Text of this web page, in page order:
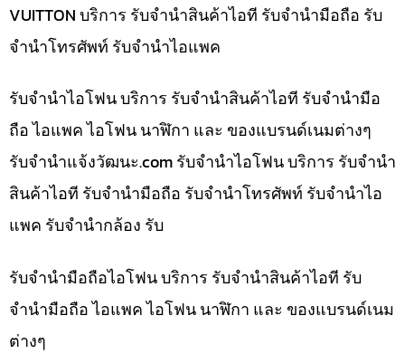
VUITTON บริการ รับจำนำสินค้าไอที รับจำนำมือถือ รับ
จำนำโทรศัพท์ รับจำนำไอแพค
รับจำนำไอโฟน บริการ รับจำนำสินค้าไอที รับจำนำมือ
ถือ ไอแพค ไอโฟน นาฬิกา และ ของแบรนด์เนมต่างๆ
รับจํานําแจ้งวัฒนะ.com รับจำนำไอโฟน บริการ รับจำนำ
สินค้าไอที รับจำนำมือถือ รับจำนำโทรศัพท์ รับจำนำไอ
แพค รับจำนำกล้อง รับ
รับจำนำมือถือไอโฟน บริการ รับจำนำสินค้าไอที รับ
จำนำมือถือ ไอแพค ไอโฟน นาฬิกา และ ของแบรนด์เนม
ต่างๆ